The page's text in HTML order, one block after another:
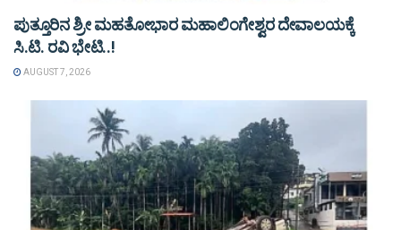
ಪುತ್ತೂರಿನ ಶ್ರೀ ಮಹತೋಭಾರ ಮಹಾಲಿಂಗೇಶ್ವರ ದೇವಾಲಯಕ್ಕೆ
ಸಿ.ಟಿ. ರವಿ ಭೇಟಿ..!
AUGUST 7, 2026